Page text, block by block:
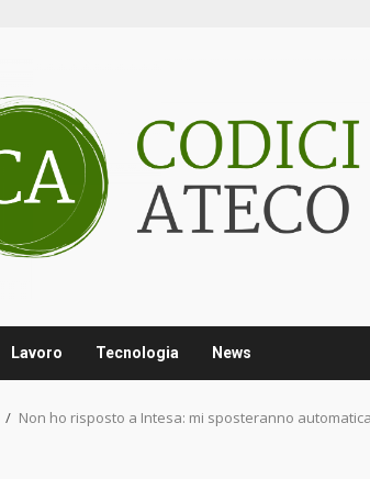
Lavoro Tecnologia News
Non ho risposto a Intesa: mi sposteranno